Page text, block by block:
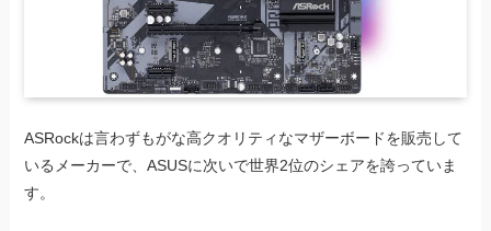
ASRockは言わずもがな高クオリティなマザーボードを販売して
いるメーカーで、ASUSに次いで世界2位のシェアを誇っていま
す。